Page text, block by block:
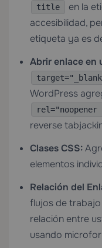
title
en la
accesibilidad,
etiqueta ya es
Abrir enlace en
WordPress
reverse
Clases CSS:
elementos
Relación del
flujos de
relación entre
usando